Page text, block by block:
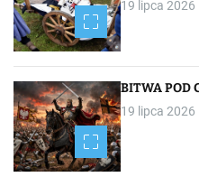
w
p
i
s
a
19 lipca 2026
BITWA POD
19 lipca 2026